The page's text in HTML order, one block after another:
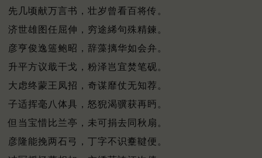
先几顷献万言书，壮岁曾看百将传。
济世雄图任屈伸，穷途絺句殊精鍊。
彦亨俊逸簉鲍昭，辞藻摛华如会弁。
升平方议戢干戈，粉泽岂宜焚笔砚。
大虑终蒙王凤招，奇谋靡仗无知荐。
子适挥毫八体具，怒猊渴骥获再眄。
但当宝惜比兰亭，未可捐去同秋扇。
彦隆能挽两石弓，丁字不识櫜鞬便。